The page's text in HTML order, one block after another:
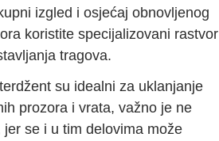
izgled i osjećaj obnovljenog
koristite specijalizovani rastvor
tragova.
su idealni za uklanjanje
prozora i vrata, važno je ne
se i u tim delovima može